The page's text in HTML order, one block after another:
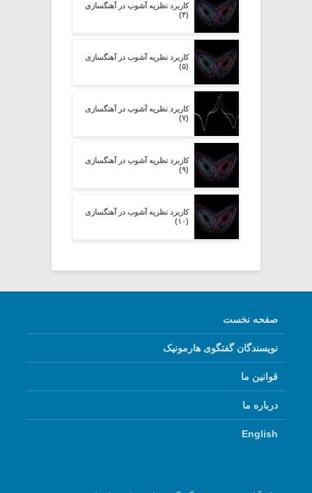
کاربرد نظریه آشوب در آهنگسازی
(۴)
کاربرد نظریه آشوب در آهنگسازی
(۵)
کاربرد نظریه آشوب در آهنگسازی
(۷)
کاربرد نظریه آشوب در آهنگسازی
(۹)
کاربرد نظریه آشوب در آهنگسازی
(۱۰)
صفحه نخست
نویسندگان گفتگوی هارمونیک
قوانین ما
درباره ما
English